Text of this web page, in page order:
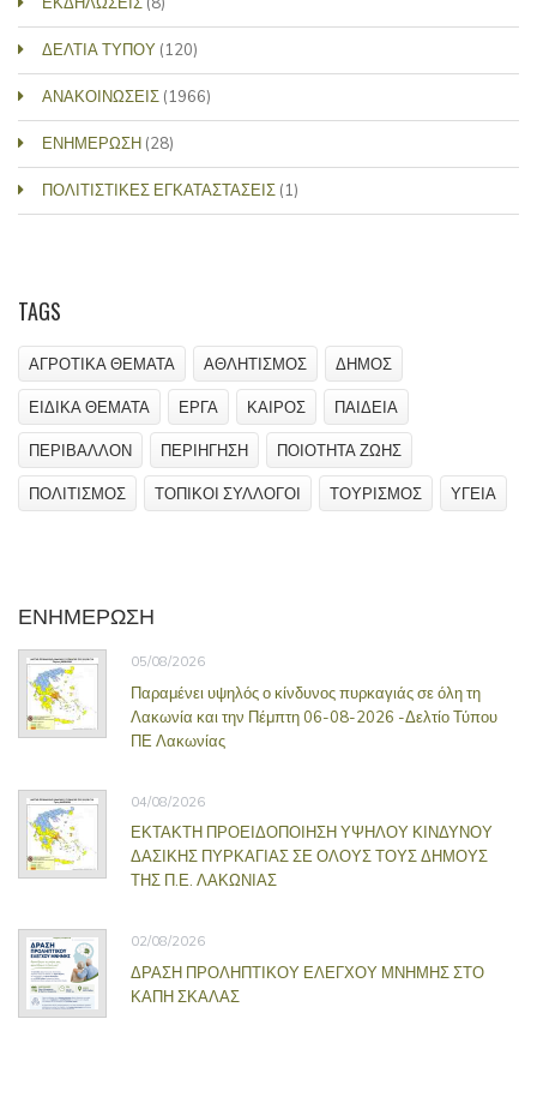
ΔΕΛΤΙΑ ΤΥΠΟΥ (120)
ΑΝΑΚΟΙΝΩΣΕΙΣ (1966)
ΕΝΗΜΕΡΩΣΗ (28)
ΠΟΛΙΤΙΣΤΙΚΕΣ ΕΓΚΑΤΑΣΤΑΣΕΙΣ (1)
TAGS
ΑΓΡΟΤΙΚΑ ΘΕΜΑΤΑ ΑΘΛΗΤΙΣΜΟΣ ΔΗΜΟΣ
ΕΙΔΙΚΑ ΘΕΜΑΤΑ ΕΡΓΑ ΚΑΙΡΟΣ ΠΑΙΔΕΙΑ
ΠΕΡΙΒΑΛΛΟΝ ΠΕΡΙΗΓΗΣΗ ΠΟΙΟΤΗΤΑ ΖΩΗΣ
ΠΟΛΙΤΙΣΜΟΣ ΤΟΠΙΚΟΙ ΣΥΛΛΟΓΟΙ ΤΟΥΡΙΣΜΟΣ ΥΓΕΙΑ
ΕΝΗΜΕΡΩΣΗ
05/08/2026
Παραμένει υψηλός ο κίνδυνος πυρκαγιάς σε όλη τη
Λακωνία και την Πέμπτη 06-08-2026 -Δελτίο Τύπου
ΠΕ Λακωνίας
04/08/2026
ΕΚΤΑΚΤΗ ΠΡΟΕΙΔΟΠΟΙΗΣΗ ΥΨΗΛΟΥ ΚΙΝΔΥΝΟΥ
ΔΑΣΙΚΗΣ ΠΥΡΚΑΓΙΑΣ ΣΕ ΟΛΟΥΣ ΤΟΥΣ ΔΗΜΟΥΣ
ΤΗΣ Π.Ε. ΛΑΚΩΝΙΑΣ
02/08/2026
ΔΡΑΣΗ ΠΡΟΛΗΠΤΙΚΟΥ ΕΛΕΓΧΟΥ ΜΝΗΜΗΣ ΣΤΟ
ΚΑΠΗ ΣΚΑΛΑΣ